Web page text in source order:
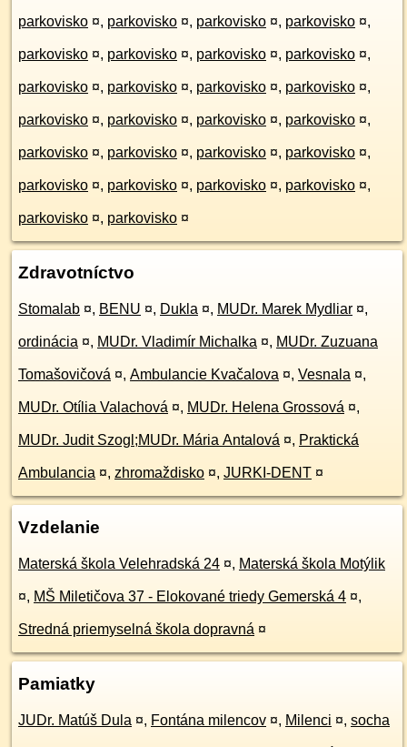
parkovisko ¤, parkovisko ¤, parkovisko ¤, parkovisko ¤,
parkovisko ¤, parkovisko ¤, parkovisko ¤, parkovisko ¤,
parkovisko ¤, parkovisko ¤, parkovisko ¤, parkovisko ¤,
parkovisko ¤, parkovisko ¤, parkovisko ¤, parkovisko ¤,
parkovisko ¤, parkovisko ¤, parkovisko ¤, parkovisko ¤,
parkovisko ¤, parkovisko ¤, parkovisko ¤, parkovisko ¤,
parkovisko ¤, parkovisko ¤
Zdravotníctvo
Stomalab ¤, BENU ¤, Dukla ¤, MUDr. Marek Mydliar ¤,
ordinácia ¤, MUDr. Vladimír Michalka ¤, MUDr. Zuzuana
Tomašovičová ¤, Ambulancie Kvačalova ¤, Vesnala ¤,
MUDr. Otília Valachová ¤, MUDr. Helena Grossová ¤,
MUDr. Judit Szogl;MUDr. Mária Antalová ¤, Praktická
Ambulancia ¤, zhromaždisko ¤, JURKI-DENT ¤
Vzdelanie
Materská škola Velehradská 24 ¤, Materská škola Motýlik
¤, MŠ Miletičova 37 - Elokované triedy Gemerská 4 ¤,
Stredná priemyselná škola dopravná ¤
Pamiatky
JUDr. Matúš Dula ¤, Fontána milencov ¤, Milenci ¤, socha